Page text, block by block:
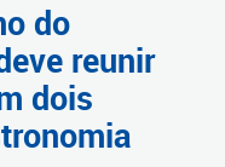
do
reunir
dois